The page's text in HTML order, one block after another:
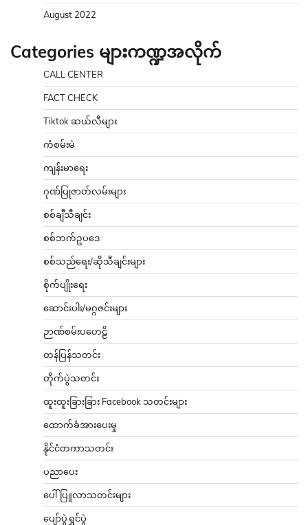
August 2022
Categories များကဏ္ဍအလိုက်
CALL CENTER
FACT CHECK
Tiktok ဆယ်လီများ
ကံစမ်းမဲ
ကျန်းမာရေး
ဂုဏ်ပြုဇာတ်လမ်းများ
စစ်ချီသီချင်း
စစ်ဘက်ဥပဒေ
စစ်သည်ရေး/ဆိုသီချင်းများ
စိုက်ပျိုးရေး
ဆောင်းပါး/မဂ္ဂဇင်းများ
ဉာဏ်စမ်းပဟေဠိ
တန်ပြန်သတင်း
တိုက်ပွဲသတင်း
ထူးထူးခြားခြား Facebook သတင်းများ
ထောက်ခံအားပေးမှု
နိုင်ငံတကာသတင်း
ပညာပေး
ပေါ်ပြူလာသတင်းများ
ပျော်ပွဲရွှင်ပွဲ